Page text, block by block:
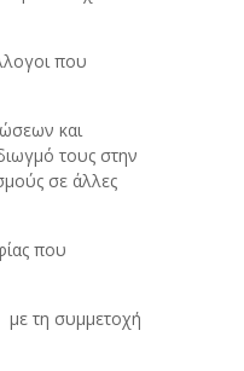
που
και
τους στην
σε άλλες
που
τη συμμετοχή